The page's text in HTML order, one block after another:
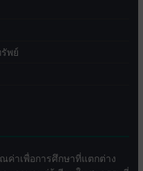
พย์
าเพื่อการศึกษาที่แตกต่าง